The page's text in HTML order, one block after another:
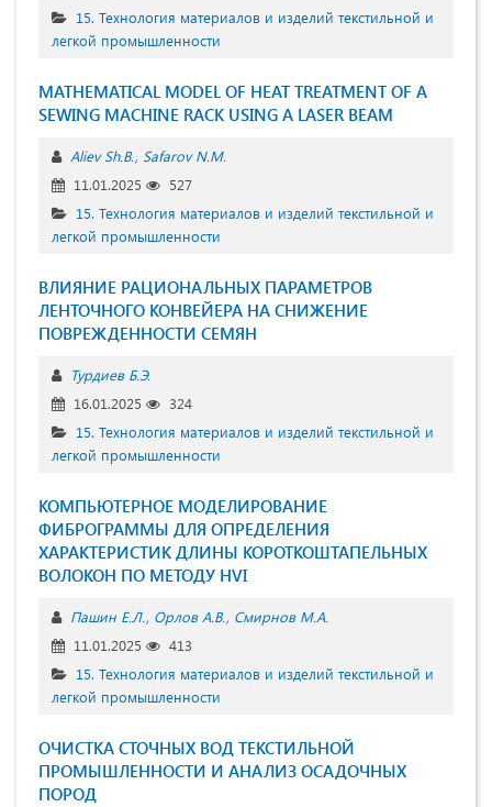
15. Технология материалов и изделий текстильной и
легкой промышленности
MATHEMATICAL MODEL OF HEAT TREATMENT OF A
SEWING MACHINE RACK USING A LASER BEAM
Aliev Sh.B. Safarov N.M.
11.01.2025
527
15. Технология материалов и изделий текстильной и
легкой промышленности
ВЛИЯНИЕ РАЦИОНАЛЬНЫХ ПАРАМЕТРОВ
ЛЕНТОЧНОГО КОНВЕЙЕРА НА СНИЖЕНИЕ
ПОВРЕЖДЕННОСТИ СЕМЯН
Турдиев Б.Э.
16.01.2025
324
15. Технология материалов и изделий текстильной и
легкой промышленности
КОМПЬЮТЕРНОЕ МОДЕЛИРОВАНИЕ
ФИБРОГРАММЫ ДЛЯ ОПРЕДЕЛЕНИЯ
ХАРАКТЕРИСТИК ДЛИНЫ КОРОТКОШТАПЕЛЬНЫХ
ВОЛОКОН ПО МЕТОДУ HVI
Пашин Е.Л. Орлов А.В. Смирнов М.А.
11.01.2025
413
15. Технология материалов и изделий текстильной и
легкой промышленности
ОЧИСТКА СТОЧНЫХ ВОД ТЕКСТИЛЬНОЙ
ПРОМЫШЛЕННОСТИ И АНАЛИЗ ОСАДОЧНЫХ
ПОРОД